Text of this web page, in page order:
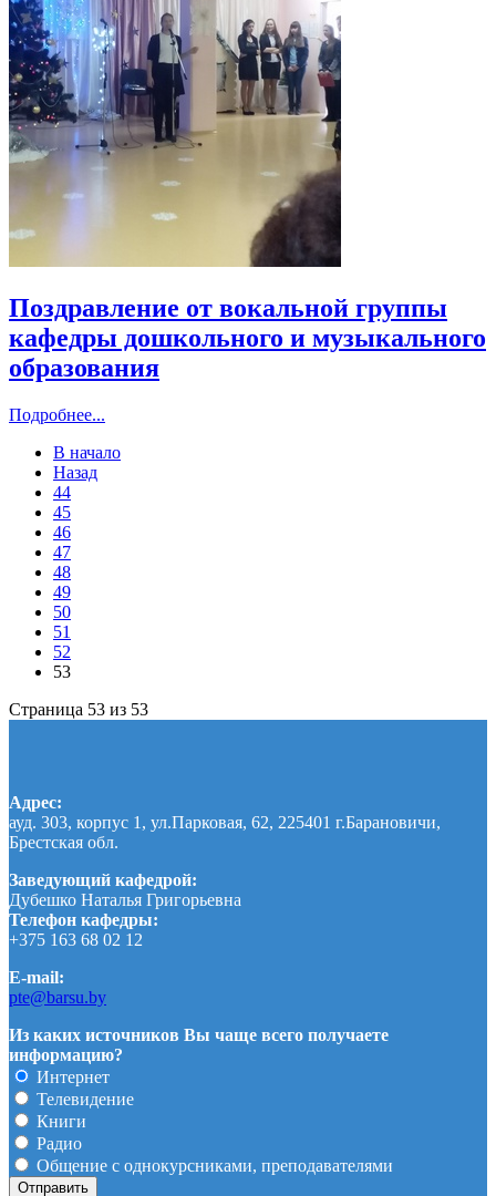
Поздравление от вокальной группы
кафедры дошкольного и музыкального
образования
Подробнее...
В начало
Назад
44
45
46
47
48
49
50
51
52
53
Страница 53 из 53
Адрес:
ауд. 303, корпус 1, ул.Парковая, 62, 225401 г.Барановичи,
Брестская обл.
Заведующий кафедрой:
Дубешко Наталья Григорьевна
Телефон кафедры:
+375 163 68 02 12
E-mail:
pte@barsu.by
Из каких источников Вы чаще всего получаете
информацию?
Интернет
Телевидение
Книги
Радио
Общение с однокурсниками, преподавателями